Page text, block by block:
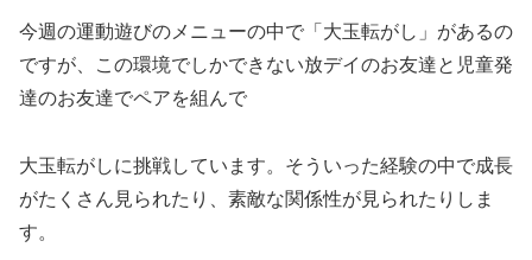
今週の運動遊びのメニューの中で「大玉転がし」があるの
ですが、この環境でしかできない放デイのお友達と児童発
達のお友達でペアを組んで
大玉転がしに挑戦しています。そういった経験の中で成長
がたくさん見られたり、素敵な関係性が見られたりしま
す。